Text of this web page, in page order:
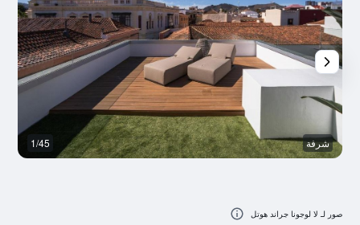
شرفة 1/45
صور لـ لا لوجونا جراند هوتل